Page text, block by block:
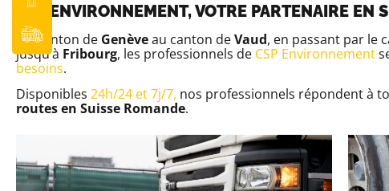
CSP ENVIRONNEMENT, VOTRE PARTENAIRE EN
Du canton de Genèveau canton deVaud, en passant par le
jusqu’à Fribourg, les professionnels de CSP Environnement
besoins.
Disponibles 24h/24 et 7j/7, nos professionnels répondent à
routes en Suisse Romande.